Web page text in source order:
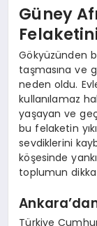
Güney
Gökyüzünden
taşmasına ve
neden oldu.
kullanılamaz
yaşayan ve
bu felaketin
sevdiklerini
köşesinde
toplumun
Türkiye